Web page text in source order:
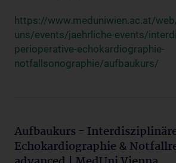
https://www.meduniwien.ac.at/
uns/events/jaehrliche-events/
perioperative-echokardiographie-
notfallsonographie/aufbaukurs/
Aufbaukurs -
Echokardiographie &